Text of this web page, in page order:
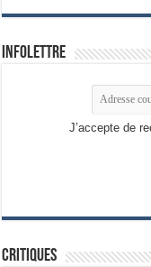
Infolettre
J’accepte de
Critiques